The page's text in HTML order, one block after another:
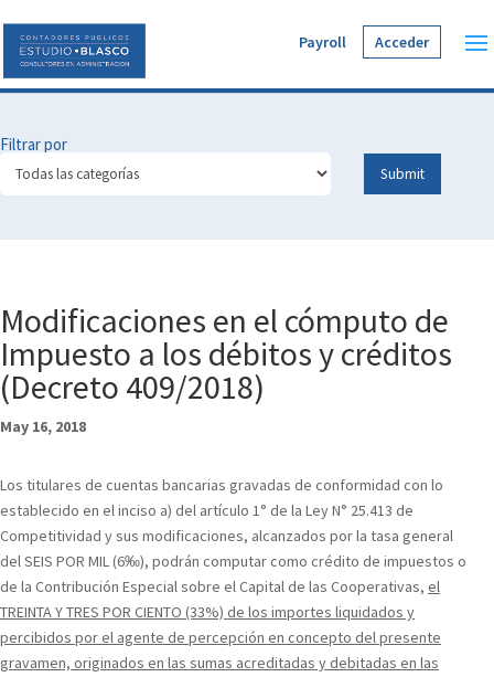
Payroll Acceder
Filtrar por
Modificaciones en el cómputo de
Impuesto a los débitos y créditos
(Decreto 409/2018)
May 16, 2018
Los titulares de cuentas bancarias gravadas de conformidad con lo
establecido en el inciso a) del artículo 1° de la Ley N° 25.413 de
Competitividad y sus modificaciones, alcanzados por la tasa general
del SEIS POR MIL (6‰), podrán computar como crédito de impuestos o
de la Contribución Especial sobre el Capital de las Cooperativas, el
TREINTA Y TRES POR CIENTO (33%) de los importes liquidados y
percibidos por el agente de percepción en concepto del presente
gravamen, originados en las sumas acreditadas y debitadas en las